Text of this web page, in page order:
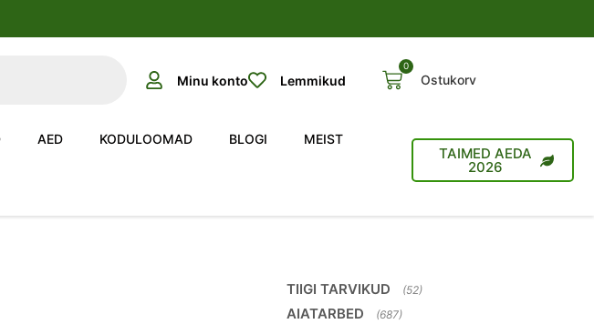
Minu konto Lemmikud
0
Ostukorv
AED KODULOOMAD BLOGI MEIST
TAIMED AEDA
2026
TIIGI TARVIKUD (52)
AIATARBED (687)